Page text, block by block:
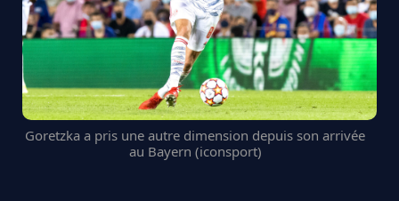
Goretzka a pris une autre dimension depuis son arrivée
au Bayern (iconsport)